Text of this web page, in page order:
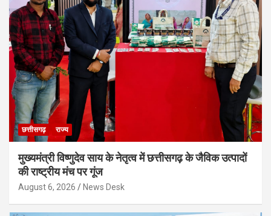
छत्तीसगढ़ राज्य
मुख्यमंत्री विष्णुदेव साय के नेतृत्व में छत्तीसगढ़ के जैविक उत्पादों
की राष्ट्रीय मंच पर गूंज
August 6, 2026 News Desk